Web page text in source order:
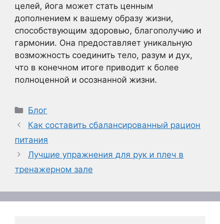
целей, йога может стать ценным
дополнением к вашему образу жизни,
способствующим здоровью, благополучию и
гармонии. Она предоставляет уникальную
возможность соединить тело, разум и дух,
что в конечном итоге приводит к более
полноценной и осознанной жизни.
Рубрики
Блог
Как составить сбалансированный рацион
питания
Лучшие упражнения для рук и плеч в
тренажерном зале